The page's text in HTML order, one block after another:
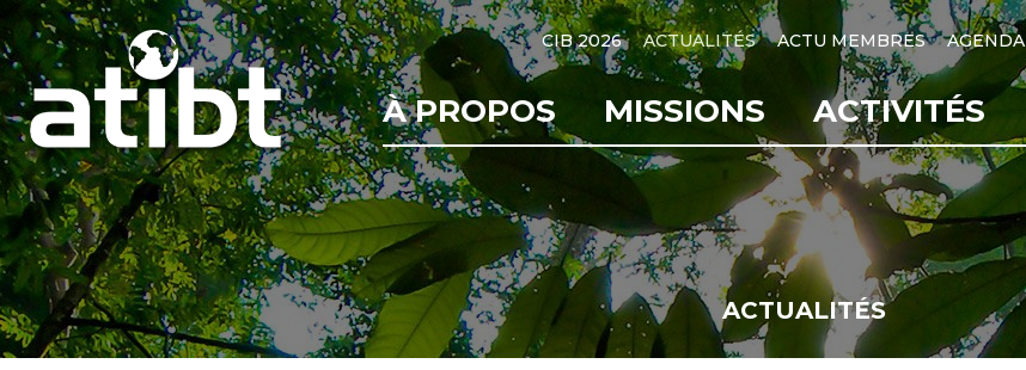
CIB 2026 ACTUALITÉS ACTU MEMBRES AGENDA
À PROPOS MISSIONS ACTIVITÉS
ACTUALITÉS